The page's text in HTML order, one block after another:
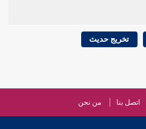
تخريج حديث
اتصل بنا من نحن